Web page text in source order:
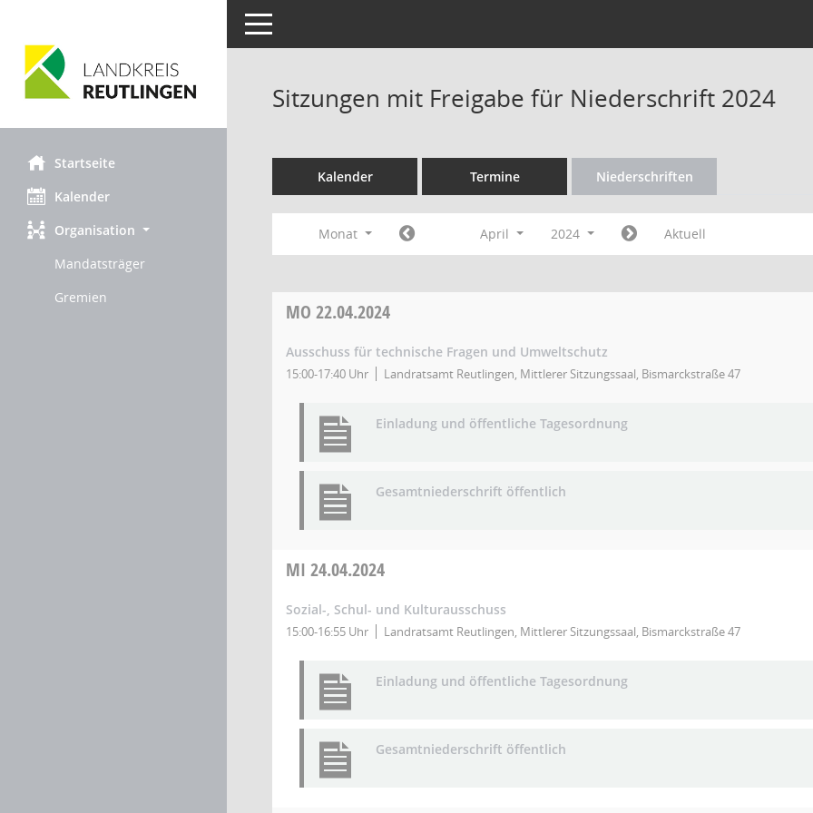
Startseite
Kalender
Organisation
Mandatsträger
Gremien
Toggle navigation
Sitzungen mit Freigabe für Niederschrift 2024
Kalender Termine Niederschriften
Monat April 2024 Aktuell
MO 22.04.2024
Ausschuss für technische Fragen und Umweltschutz
15:00-17:40 Uhr Landratsamt Reutlingen, Mittlerer Sitzungssaal, Bismarckstraße 47
Einladung und öffentliche Tagesordnung
Gesamtniederschrift öffentlich
MI 24.04.2024
Sozial-, Schul- und Kulturausschuss
15:00-16:55 Uhr Landratsamt Reutlingen, Mittlerer Sitzungssaal, Bismarckstraße 47
Einladung und öffentliche Tagesordnung
Gesamtniederschrift öffentlich